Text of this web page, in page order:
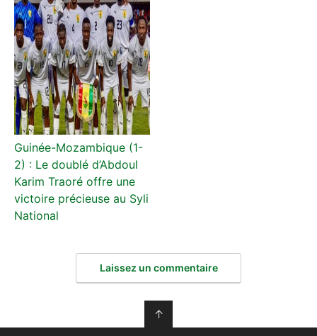
Guinée-Mozambique (1-
2) : Le doublé d’Abdoul
Karim Traoré offre une
victoire précieuse au Syli
National
Laissez un commentaire
↑